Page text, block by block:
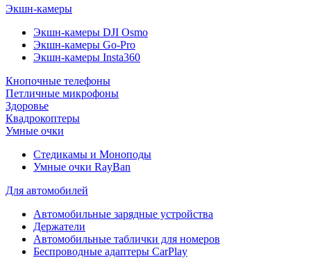
Экшн-камеры
Экшн-камеры DJI Osmo
Экшн-камеры Go-Pro
Экшн-камеры Insta360
Кнопочные телефоны
Петличные микрофоны
Здоровье
Квадрокоптеры
Умные очки
Стедикамы и Моноподы
Умные очки RayBan
Для автомобилей
Автомобильные зарядные устройства
Держатели
Автомобильные таблички для номеров
Беспроводные адаптеры CarPlay